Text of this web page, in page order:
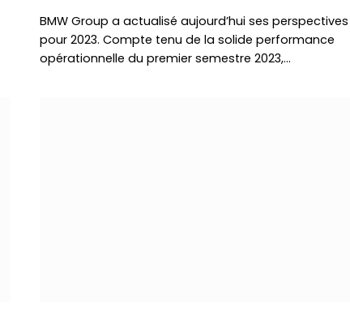
BMW Group a actualisé aujourd’hui ses perspectives
pour 2023. Compte tenu de la solide performance
opérationnelle du premier semestre 2023,…